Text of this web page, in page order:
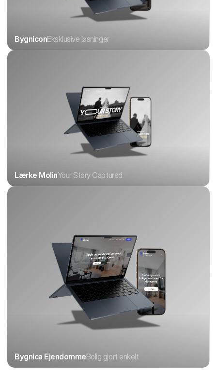
BygniconEksklusive løsninger
Lærke MolinYour Story Captured
Bygnica EjendommeBolig gjort enkelt